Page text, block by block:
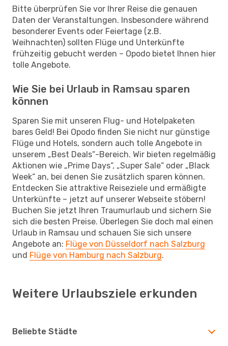
Bitte überprüfen Sie vor Ihrer Reise die genauen
Daten der Veranstaltungen. Insbesondere während
besonderer Events oder Feiertage (z.B.
Weihnachten) sollten Flüge und Unterkünfte
frühzeitig gebucht werden – Opodo bietet Ihnen hier
tolle Angebote.
Wie Sie bei Urlaub in Ramsau sparen
können
Sparen Sie mit unseren Flug- und Hotelpaketen
bares Geld! Bei Opodo finden Sie nicht nur günstige
Flüge und Hotels, sondern auch tolle Angebote in
unserem „Best Deals“-Bereich. Wir bieten regelmäßig
Aktionen wie „Prime Days“, „Super Sale“ oder „Black
Week“ an, bei denen Sie zusätzlich sparen können.
Entdecken Sie attraktive Reiseziele und ermäßigte
Unterkünfte – jetzt auf unserer Webseite stöbern!
Buchen Sie jetzt Ihren Traumurlaub und sichern Sie
sich die besten Preise. Überlegen Sie doch mal einen
Urlaub in Ramsau und schauen Sie sich unsere
Angebote an: Flüge von Düsseldorf nach Salzburg
und Flüge von Hamburg nach Salzburg.
Weitere Urlaubsziele erkunden
Beliebte Städte